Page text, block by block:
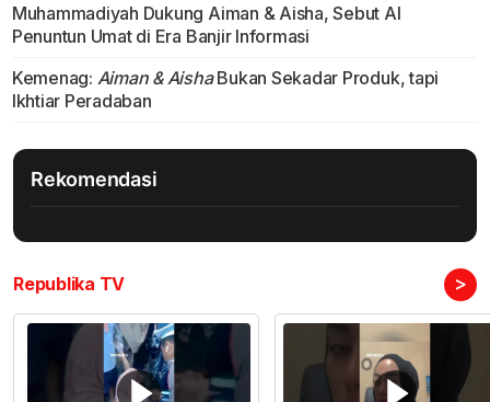
Muhammadiyah Dukung Aiman & Aisha, Sebut AI
Penuntun Umat di Era Banjir Informasi
Kemenag: Aiman & AishaBukan Sekadar Produk, tapi
Ikhtiar Peradaban
Rekomendasi
Republika TV >